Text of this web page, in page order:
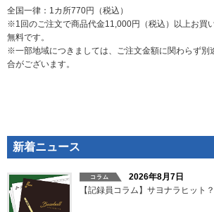
全国一律：1カ所770円（税込）
※1回のご注文で商品代金11,000円（税込）以上お買
無料です。
※一部地域につきましては、ご注文金額に関わらず別
合がございます。
新着ニュース
2026年8月7日
【記録員コラム】サヨナラヒット